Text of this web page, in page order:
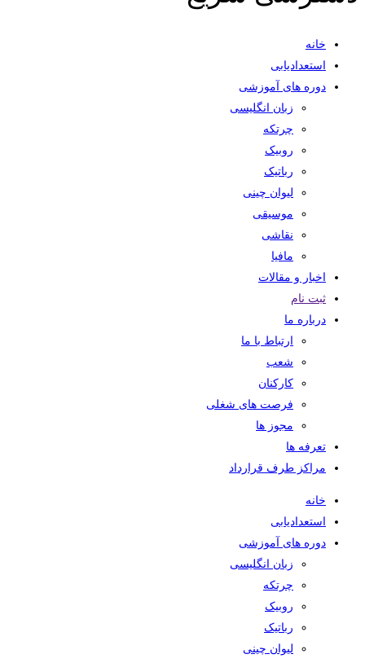
خانه
استعدادیابی
دوره های آموزشی
زبان انگلیسی
چرتکه
روبیک
رباتیک
لیوان چینی
موسیقی
نقاشی
مافیا
اخبار و مقالات
ثبت نام
درباره ما
ارتباط با ما
شعب
کارکنان
فرصت های شغلی
مجوز ها
تعرفه ها
مراکز طرف قرارداد
خانه
استعدادیابی
دوره های آموزشی
زبان انگلیسی
چرتکه
روبیک
رباتیک
لیوان چینی